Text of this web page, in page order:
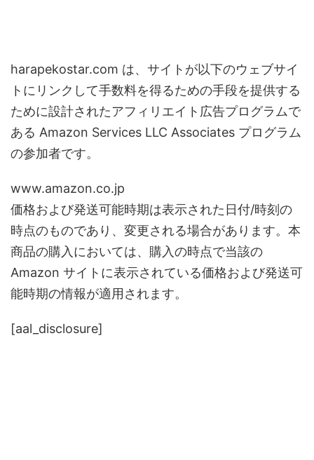
harapekostar.com は、サイトが以下のウェブサイ
トにリンクして手数料を得るための手段を提供する
ために設計されたアフィリエイト広告プログラムで
ある Amazon Services LLC Associates プログラム
の参加者です。
www.amazon.co.jp
価格および発送可能時期は表示された日付/時刻の
時点のものであり、変更される場合があります。本
商品の購入においては、購入の時点で当該の
Amazon サイトに表示されている価格および発送可
能時期の情報が適用されます。
[aal_disclosure]